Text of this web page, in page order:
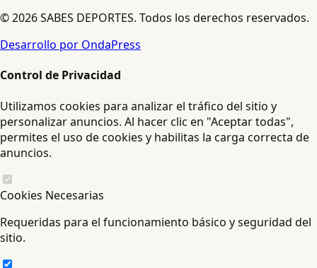
© 2026 SABES DEPORTES. Todos los derechos reservados.
Desarrollo por OndaPress
Control de Privacidad
Utilizamos cookies para analizar el tráfico del sitio y
personalizar anuncios. Al hacer clic en "Aceptar todas",
permites el uso de cookies y habilitas la carga correcta de
anuncios.
Cookies Necesarias
Requeridas para el funcionamiento básico y seguridad del
sitio.